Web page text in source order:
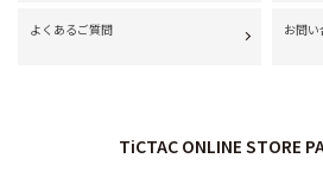
よくあるご質問 お問い
TiCTAC ONLINE STORE